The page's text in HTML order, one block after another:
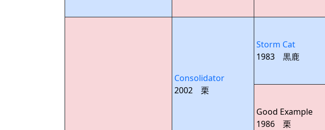
Consolidator
2002 栗
Storm Cat
1983 黒鹿
Good Example
1986 栗